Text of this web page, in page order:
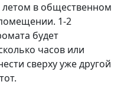
летом в общественном
1-2
будет
часов или
сверху уже другой